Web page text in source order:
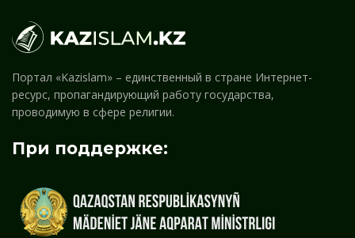
Портал «Kazislam» – единственный в стране Интернет-
ресурс, пропагандирующий работу государства,
проводимую в сфере религии.
При поддержке: